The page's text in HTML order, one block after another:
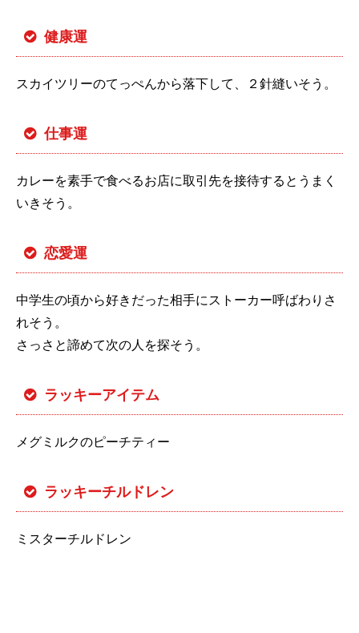
健康運
スカイツリーのてっぺんから落下して、２針縫いそう。
仕事運
カレーを素手で食べるお店に取引先を接待するとうまく
いきそう。
恋愛運
中学生の頃から好きだった相手にストーカー呼ばわりさ
れそう。
さっさと諦めて次の人を探そう。
ラッキーアイテム
メグミルクのピーチティー
ラッキーチルドレン
ミスターチルドレン